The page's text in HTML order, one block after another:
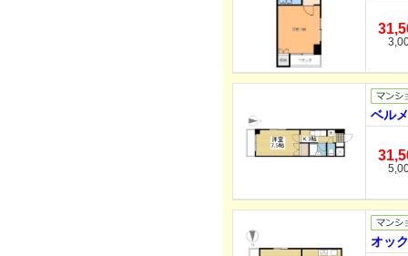
ベル
オッ